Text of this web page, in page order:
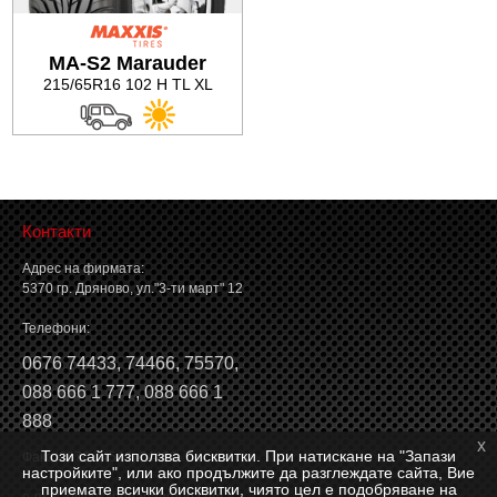
Баланс на автомобилните гуми
MA-S2 Marauder
215/65R16 102 H TL XL
Контакти
Адрес на фирмата:
5370 гр. Дряново, ул."3-ти март" 12
Телефони:
0676 74433,74466,75570,
088 666 1 777,088 666 1
888
Факс: 0676 74546, 74466
Този сайт използва бисквитки. При натискане на "Запази
настройките", или ако продължите да разглеждате сайта, Вие
приемате всички бисквитки, чиято цел е подобряване на
x